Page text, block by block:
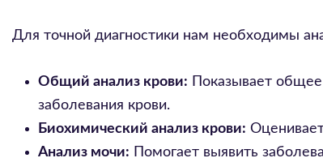
Для точной диагностики нам необходимы
Общий анализ крови: Показывает
заболевания крови.
Биохимический анализ крови:
Анализ мочи: Помогает выявить